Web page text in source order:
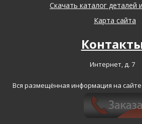
Скачать каталог деталей
Карта сайта
Интернет, д. 7
Вся размещённая информация на